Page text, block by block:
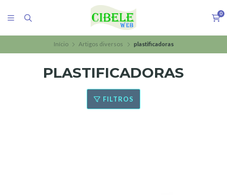
0
Início Artigos diversos plastificadoras
PLASTIFICADORAS
FILTROS